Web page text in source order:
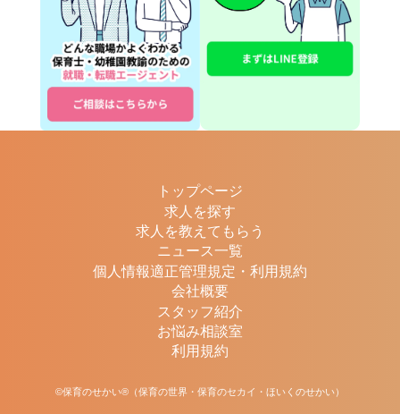
トップページ
求人を探す
求人を教えてもらう
ニュース一覧
個人情報適正管理規定・利用規約
会社概要
スタッフ紹介
お悩み相談室
利用規約
©保育のせかい®（保育の世界・保育のセカイ・ほいくのせかい）